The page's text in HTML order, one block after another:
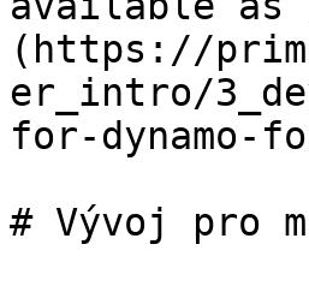
(https://
er_intro/
for-dynamo-
# Vývoj pro